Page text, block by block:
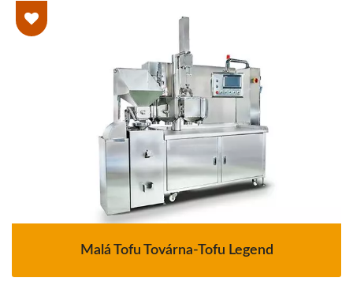
Malá Tofu Továrna-Tofu Legend